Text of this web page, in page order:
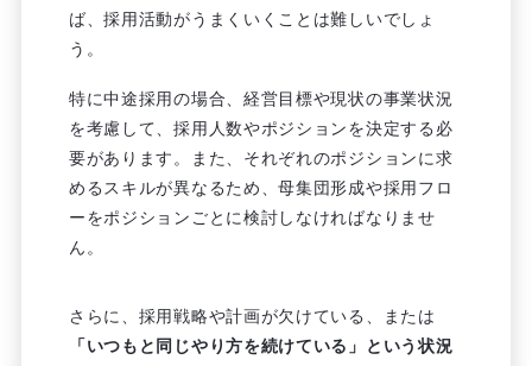
ば、採用活動がうまくいくことは難しいでしょ
う。
特に中途採用の場合、経営目標や現状の事業状況
を考慮して、採用人数やポジションを決定する必
要があります。また、それぞれのポジションに求
めるスキルが異なるため、母集団形成や採用フロ
ーをポジションごとに検討しなければなりませ
ん。
さらに、採用戦略や計画が欠けている、または
「いつもと同じやり方を続けている」という状況